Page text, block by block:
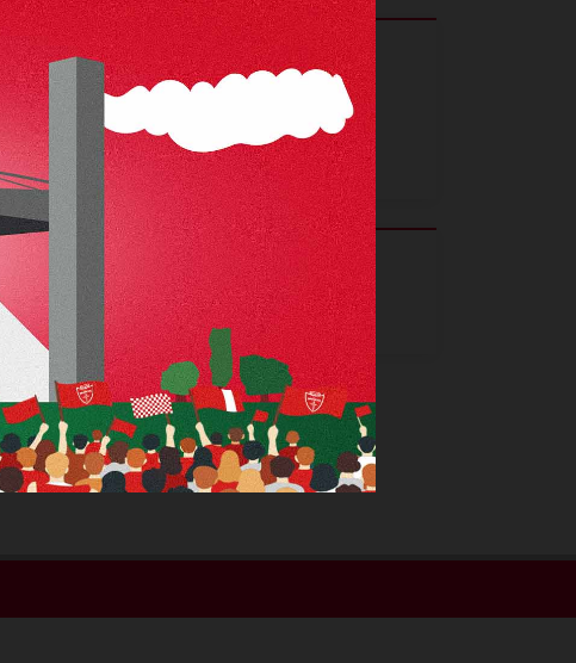
Trieste, Italia
Luogo di nascita
Sinistro
Piede
5
Ammonizioni
0
Espulsioni